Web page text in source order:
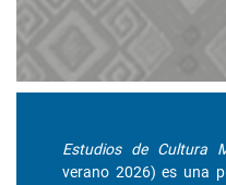
Estudios de Cultura
verano 2026) es una